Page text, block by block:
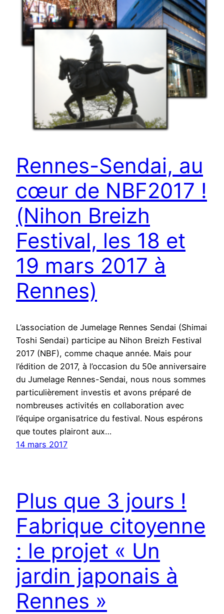
Rennes-Sendai, au
cœur de NBF2017 !
(Nihon Breizh
Festival, les 18 et
19 mars 2017 à
Rennes)
L’association de Jumelage Rennes Sendai (Shimai
Toshi Sendai) participe au Nihon Breizh Festival
2017 (NBF), comme chaque année. Mais pour
l’édition de 2017, à l’occasion du 50e anniversaire
du Jumelage Rennes-Sendai, nous nous sommes
particulièrement investis et avons préparé de
nombreuses activités en collaboration avec
l’équipe organisatrice du festival. Nous espérons
que toutes plairont aux…
14 mars 2017
Plus que 3 jours !
Fabrique citoyenne
: le projet « Un
jardin japonais à
Rennes »